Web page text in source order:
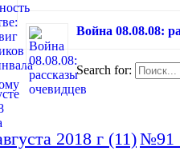
Война 08.08.08:
Search for:
2018 г (11)№91